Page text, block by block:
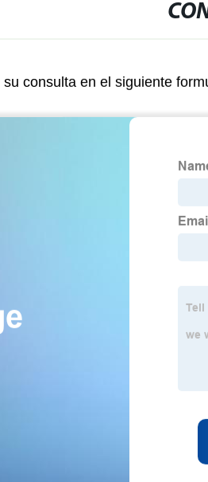
consulta en el siguiente